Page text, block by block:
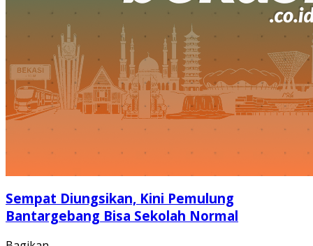
Sempat Diungsikan, Kini Pemulung
Bantargebang Bisa Sekolah Normal